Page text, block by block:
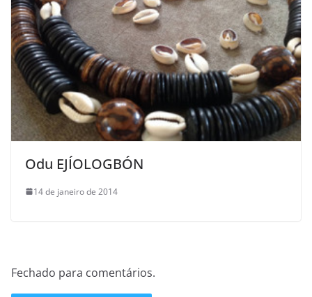
Odu EJÍOLOGBÓN
14 de janeiro de 2014
Fechado para comentários.